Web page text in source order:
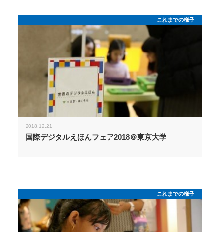
これまでの様子
2018.12.21
国際デジタルえほんフェア2018＠東京大学
これまでの様子